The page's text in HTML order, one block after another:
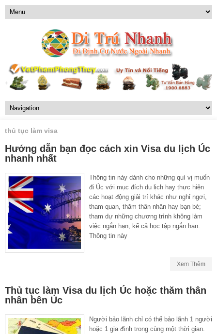
thủ tục làm visa
Hướng dẫn bạn đọc cách xin Visa du lịch Úc
nhanh nhất
Thông tin này dành cho những quí vị muốn
đi Úc với mục đích du lịch hay thực hiện
các hoạt động giải trí khác như nghỉ ngơi,
tham quan, thăm thân nhân hay bạn bè;
tham dự những chương trình không làm
việc ngắn hạn, kể cả học tập ngắn hạn.
Thông tin này
Xem Thêm
Thủ tục làm Visa du lịch Úc hoặc thăm thân
nhân bên Úc
Người bảo lãnh chỉ có thể bảo lãnh 1 người
hoặc 1 gia đình trong cùng một thời gian.